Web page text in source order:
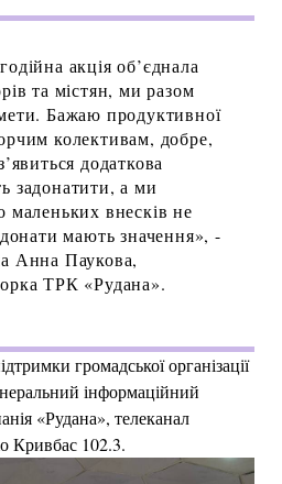
акція об’єднала
та містян, ми разом
Бажаю продуктивної
колективам, добре,
додаткова
задонатити, а ми
маленьких внесків не
мають значення», -
Анна Паукова,
ТРК «Рудана».
громадської організації
інформаційний
«Рудана», телеканал
Кривбас 102.3.